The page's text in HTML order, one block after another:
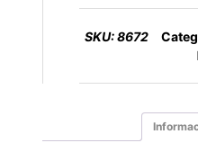
SKU:8672